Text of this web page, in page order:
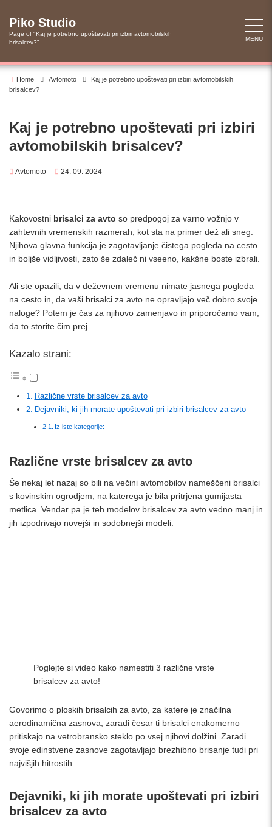
content
Piko Studio
Page of "Kaj je potrebno upoštevati pri izbiri avtomobilskih
brisalcev?".
MENU
Home Avtomoto
Kaj je potrebno upoštevati pri izbiri avtomobilskih
brisalcev?
Kaj je potrebno upoštevati pri izbiri
avtomobilskih brisalcev?
Avtomoto 24. 09. 2024
Kakovostni brisalci za avto so predpogoj za varno vožnjo v
zahtevnih vremenskih razmerah, kot sta na primer dež ali sneg.
Njihova glavna funkcija je zagotavljanje čistega pogleda na cesto
in boljše vidljivosti, zato še zdaleč ni vseeno, kakšne boste izbrali.
Ali ste opazili, da v deževnem vremenu nimate jasnega pogleda
na cesto in, da vaši brisalci za avto ne opravljajo več dobro svoje
naloge? Potem je čas za njihovo zamenjavo in priporočamo vam,
da to storite čim prej.
Kazalo strani:
Različne vrste brisalcev za avto
Dejavniki, ki jih morate upoštevati pri izbiri brisalcev za avto
Iz iste kategorije:
Različne vrste brisalcev za avto
Še nekaj let nazaj so bili na večini avtomobilov nameščeni brisalci
s kovinskim ogrodjem, na katerega je bila pritrjena gumijasta
metlica. Vendar pa je teh modelov brisalcev za avto vedno manj in
jih izpodrivajo novejši in sodobnejši modeli.
Poglejte si video kako namestiti 3 različne vrste
brisalcev za avto!
Govorimo o ploskih brisalcih za avto, za katere je značilna
aerodinamična zasnova, zaradi česar ti brisalci enakomerno
pritiskajo na vetrobransko steklo po vsej njihovi dolžini. Zaradi
svoje edinstvene zasnove zagotavljajo brezhibno brisanje tudi pri
najvišjih hitrostih.
Dejavniki, ki jih morate upoštevati pri izbiri
brisalcev za avto